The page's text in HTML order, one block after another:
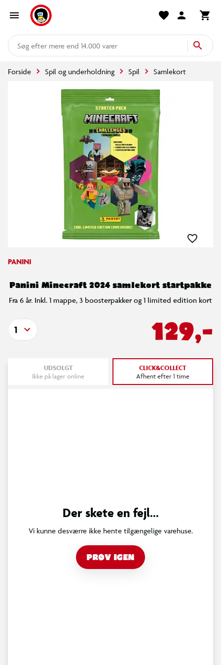
mere end 14.000 varer
Forside Spil og underholdning Spil Samlekort
PANINI
Panini Minecraft 2024 samlekort startpakke
Fra 6 år. Inkl. 1 mappe, 3 boosterpakker og 1 limited edition kort
129,-
1
UDSOLGT
Ikke på lager online
CLICK&COLLECT
Afhent efter 1 time
Der skete en fejl...
Vi kunne desværre ikke hente tilgængelige varehuse.
PRØV IGEN